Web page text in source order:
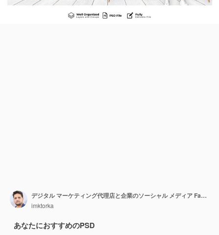
デジタル マーケティング代理店と企業のソーシャル メディア Facebook カバー テンプレート
imktorka
あなたにおすすめのPSD